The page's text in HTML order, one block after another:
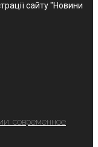
сайту "Новини
современное